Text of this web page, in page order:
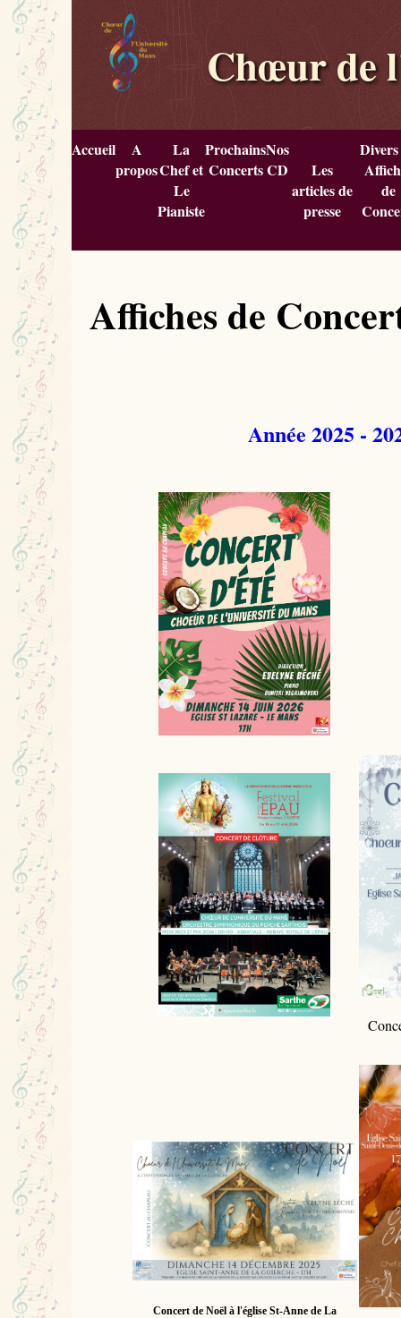
Chœur de
Accueil
A
propos
La
Chef et
Le
Pianiste
Prochains
Concerts
Nos
CD
Divers
Les
articles de
presse
de
Affiches de
Année 2025 -
Concert de Noël à l'église St-Anne de La